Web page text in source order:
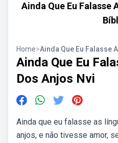
Ainda Que Eu Falasse
Home>Ainda Que Eu Falasse
Ainda Que Eu
Dos Anjos Nvi
Ainda que eu falasse as
anjos, e não tivesse amor,